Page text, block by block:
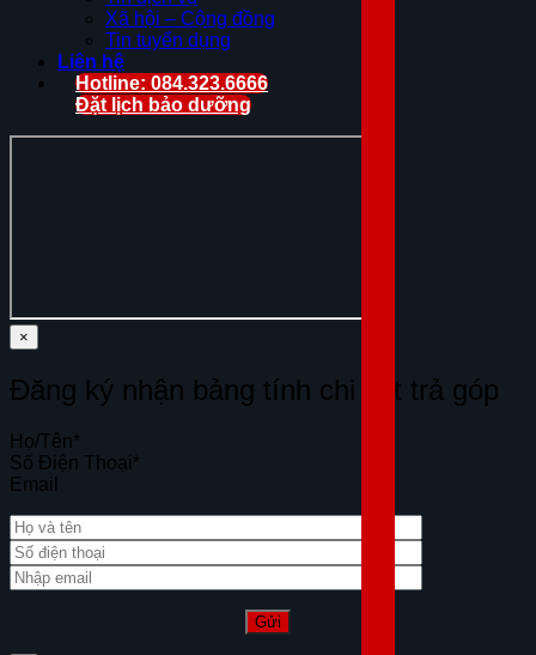
Xã hội – Cộng đồng
Tin tuyển dụng
Liên hệ
Hotline: 084.323.6666
Đặt lịch bảo dưỡng
×
Đăng ký nhận bảng tính chi tiết trả góp
Họ/Tên*
Số Điện Thoại*
Email